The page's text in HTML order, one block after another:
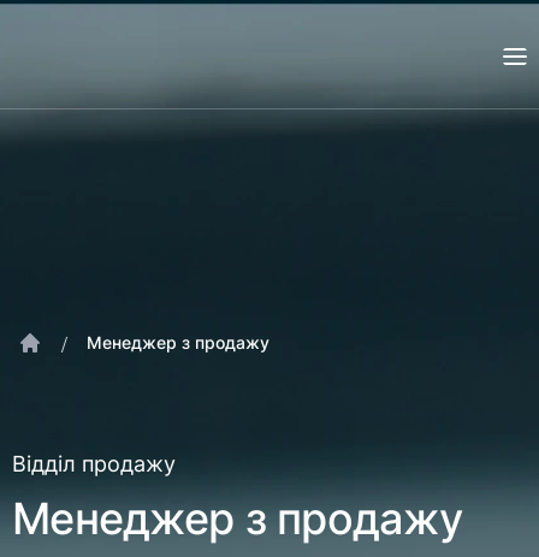
/ Менеджер з продажу
Відділ продажу
Менеджер з продажу